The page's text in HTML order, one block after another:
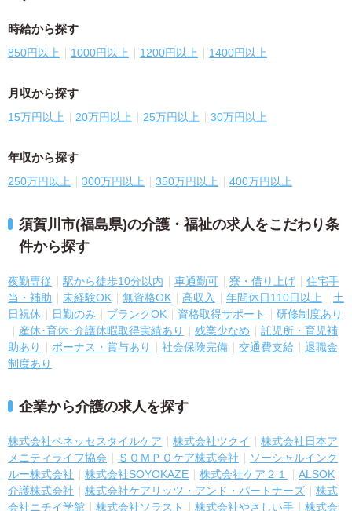
時給から探す
850円以上 1000円以上 1200円以上 1400円以上
月収から探す
15万円以上 20万円以上 25万円以上 30万円以上
年収から探す
250万円以上 300万円以上 350万円以上 400万円以上
須賀川市(福島県)の介護・福祉の求人をこだわり条
件から探す
夜勤専従 駅から徒歩10分以内 車通勤可 寮・借り上げ
住宅手
当・補助
未経験OK 無資格OK 高収入 年間休日110日以上
土
日祝休
日勤のみ ブランクOK 資格取得サポート
研修制度あり
産休･育休･介護休暇取得実績あり
残業少なめ
託児所・育児補
助あり
ボーナス・賞与あり 社会保険完備 交通費支給
退職金
制度あり
企業から介護の求人を探す
株式会社ベネッセスタイルケア 株式会社ツクイ
株式会社日本ア
メニティライフ協会
ＳＯＭＰＯケア株式会社
ソーシャルインク
ルー株式会社
株式会社SOYOKAZE 株式会社ケア２１
ALSOK
介護株式会社
株式会社ケアリッツ・アンド・パートナーズ
株式
会社ニチイ学館
株式会社ソラスト 株式会社やさしい手
株式会